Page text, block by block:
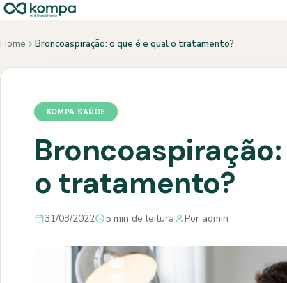
Home Broncoaspiração: o que é e qual o tratamento?
KOMPA SAÚDE
o tratamento?
31/03/2022 5 min de leitura Por admin